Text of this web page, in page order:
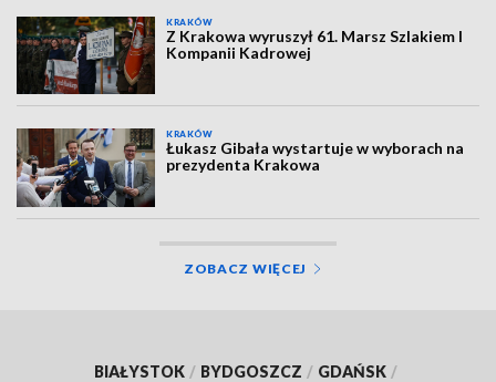
KRAKÓW
Z Krakowa wyruszył 61. Marsz Szlakiem I
Kompanii Kadrowej
KRAKÓW
Łukasz Gibała wystartuje w wyborach na
prezydenta Krakowa
ZOBACZ WIĘCEJ
BIAŁYSTOK / BYDGOSZCZ / GDAŃSK /